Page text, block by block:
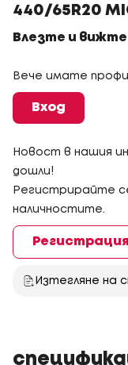
440/65R20
Влезте и
Вече имате
Вход
Новост в нашия
дошли!
Регистрирайте
наличностите.
Регистрация
Изтегляне на